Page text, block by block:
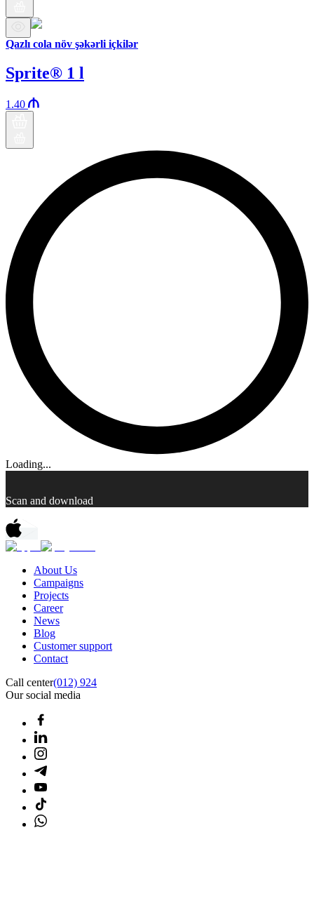
Qazlı cola növ şəkərli içkilər
Sprite® 1 l
1.40
Loading...
Scan and download
About Us
Campaigns
Projects
Career
News
Blog
Customer support
Contact
Call center(012) 924
Our social media